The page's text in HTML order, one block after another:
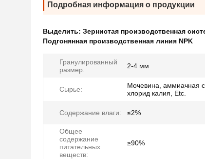
Подробная информация о продукции
Выделить: Зернистая производственная
Подгонянная производственная линия NPK
Гранулированный
размер:
2-4 мм
Сырье:
Мочевина, аммиачная
хлорид калия, Etc.
Содержание влаги: ≤2%
Общее
содержание
питательных
веществ:
≥90%